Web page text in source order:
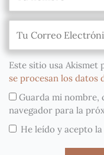
Este sitio usa Akismet
se procesan los datos
Guarda mi nombre,
navegador para la
He leído y acepto la